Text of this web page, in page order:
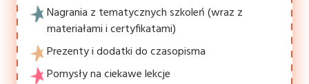
Nagrania z tematycznych szkoleń (wraz z
materiałami i certyfikatami)
Prezenty i dodatki do czasopisma
Pomysły na ciekawe lekcje